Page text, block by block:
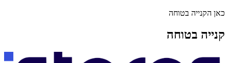
כאן הקנייה בטוחה
קנייה בטוחה